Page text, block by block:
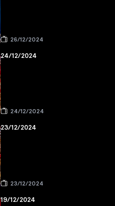
26/12/2024
24/12/2024
24/12/2024
23/12/2024
23/12/2024
19/12/2024